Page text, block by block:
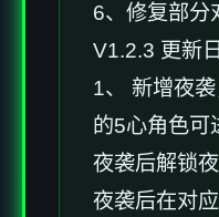
6、修复部分
V1.2.3 更新
1、 新增夜
的5心角色可
夜袭后解锁
夜袭后在对